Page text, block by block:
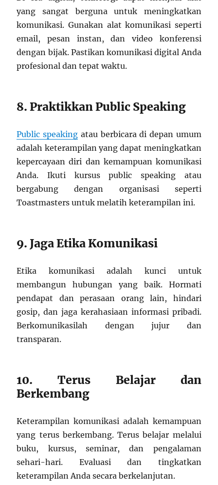
yang sangat berguna untuk meningkatkan
komunikasi. Gunakan alat komunikasi seperti
email, pesan instan, dan video konferensi
dengan bijak. Pastikan komunikasi digital Anda
profesional dan tepat waktu.
8. Praktikkan Public Speaking
Public speaking atau berbicara di depan umum
adalah keterampilan yang dapat meningkatkan
kepercayaan diri dan kemampuan komunikasi
Anda. Ikuti kursus public speaking atau
bergabung dengan organisasi seperti
Toastmasters untuk melatih keterampilan ini.
9. Jaga Etika Komunikasi
Etika komunikasi adalah kunci untuk
membangun hubungan yang baik. Hormati
pendapat dan perasaan orang lain, hindari
gosip, dan jaga kerahasiaan informasi pribadi.
Berkomunikasilah dengan jujur dan
transparan.
10. Terus Belajar dan
Berkembang
Keterampilan komunikasi adalah kemampuan
yang terus berkembang. Terus belajar melalui
buku, kursus, seminar, dan pengalaman
sehari-hari. Evaluasi dan tingkatkan
keterampilan Anda secara berkelanjutan.